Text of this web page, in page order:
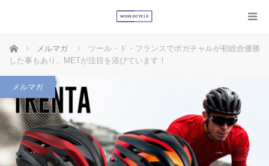
ホーム メルマガ
ツール・ド・フランスでポガチャルが初総合優勝
した事もあり、METが注目を浴びています！
メルマガ